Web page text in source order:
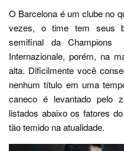
O Barcelona é um clube no
vezes, o time tem seus
semifinal da
Internazionale, porém, na
alta. Dificilmente você
nenhum título em uma
caneco é levantado pelo
listados abaixo os fatores
tão temido na atualidade.